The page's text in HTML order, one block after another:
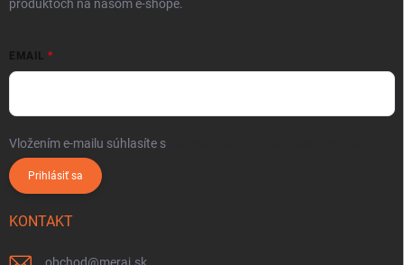
produktoch na našom e-shope.
EMAIL
Vložením e-mailu súhlasíte s
Prihlásiť sa
KONTAKT